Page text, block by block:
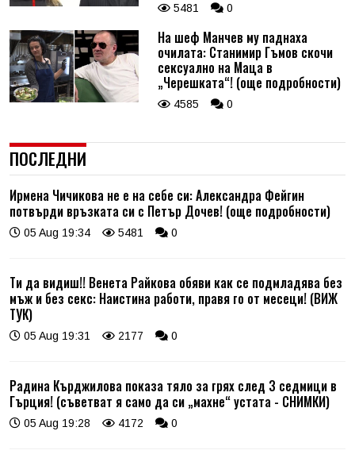
5481 0
На шеф Манчев му паднаха
очилата: Станимир Гъмов скочи
сексуално на Маца в
„Черешката“! (още подробности)
4585 0
ПОСЛЕДНИ
Ирмена Чичикова не е на себе си: Александра Фейгин
потвърди връзката си с Петър Дочев! (още подробности)
05 Aug 19:34 5481 0
Ти да видиш!! Венета Райкова обяви как се подмладява без
мъж и без секс: Наистина работи, правя го от месеци! (ВИЖ
ТУК)
05 Aug 19:31 2177 0
Радина Кърджилова показа тяло за грях след 3 седмици в
Гърция! (съветват я само да си „махне“ устата - СНИМКИ)
05 Aug 19:28 4172 0